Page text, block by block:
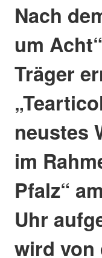
Nach
um
Träger
neustes
im
Pfalz“
Uhr
wird von